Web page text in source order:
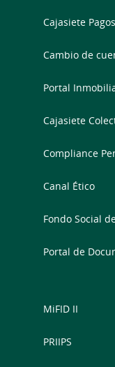
Cajasiete Pagos
Cambio de
Portal
Cajasiete
Compliance
Canal Ético
Fondo Social
Portal de
MiFID II
PRIIPS